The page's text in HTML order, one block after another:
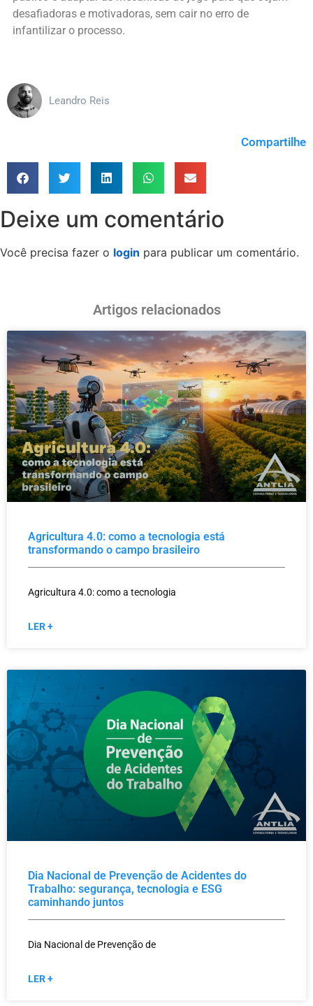
desafiadoras e motivadoras, sem cair no erro de
infantilizar o processo.
Leandro Reis
Compartilhe
Deixe um comentário
Você precisa fazer o login para publicar um comentário.
Artigos relacionados
Agricultura 4.0: como a tecnologia está
transformando o campo brasileiro
Agricultura 4.0: como a tecnologia
LER +
Dia Nacional de Prevenção de Acidentes do
Trabalho: segurança, tecnologia e ESG
caminhando juntos
Dia Nacional de Prevenção de
LER +